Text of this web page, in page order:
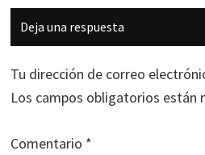
Interacciones
con
los
lectores
Deja una respuesta
Tu dirección de correo
Los campos obligatorios están
Comentario *